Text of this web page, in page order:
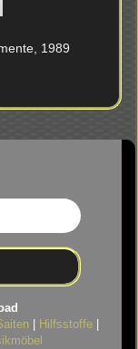
1989
Hilfsstoffe